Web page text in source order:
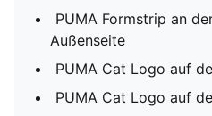
PUMA Formstrip an
Außenseite
PUMA Cat Logo auf
PUMA Cat Logo auf